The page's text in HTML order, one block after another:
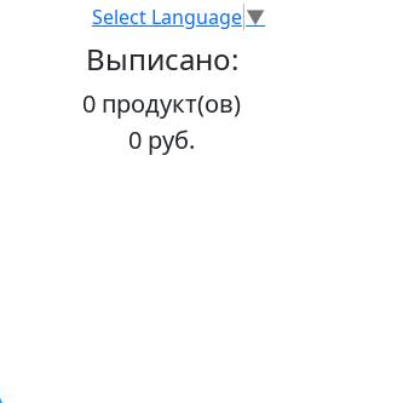
Select Language▼
Выписано:
0 продукт(ов)
0 руб.